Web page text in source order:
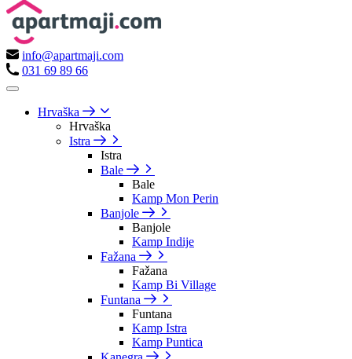
info@apartmaji.com
031 69 89 66
Hrvaška
Hrvaška
Istra
Istra
Bale
Bale
Kamp Mon Perin
Banjole
Banjole
Kamp Indije
Fažana
Fažana
Kamp Bi Village
Funtana
Funtana
Kamp Istra
Kamp Puntica